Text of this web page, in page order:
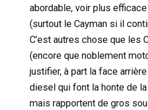
abordable, voir plus
(surtout le Cayman si il
C’est autres chose que les
(encore que noblement
justifier, à part la face
diesel qui font la honte de
mais rapportent de gros